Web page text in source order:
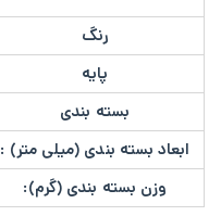
رنگ
پایه
بسته بندی
ابعاد بسته بندی (میلی متر) :
وزن بسته بندی (گرم):